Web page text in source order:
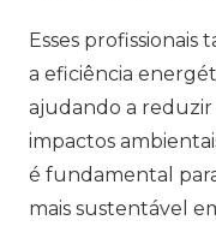
Esses
a eficiência
ajudando a reduzir
impactos
é fundamental
mais sustentável